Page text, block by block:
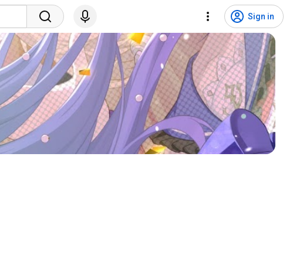
Sign in